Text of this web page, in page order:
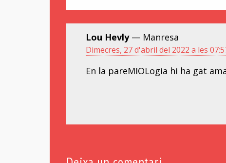
Lou Hevly — Manresa
Dimecres, 27 d'abril del 2022 a les
En la pareMIOLogia hi ha gat